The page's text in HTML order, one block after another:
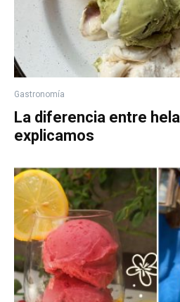
Gastronomía
La diferencia entre
explicamos